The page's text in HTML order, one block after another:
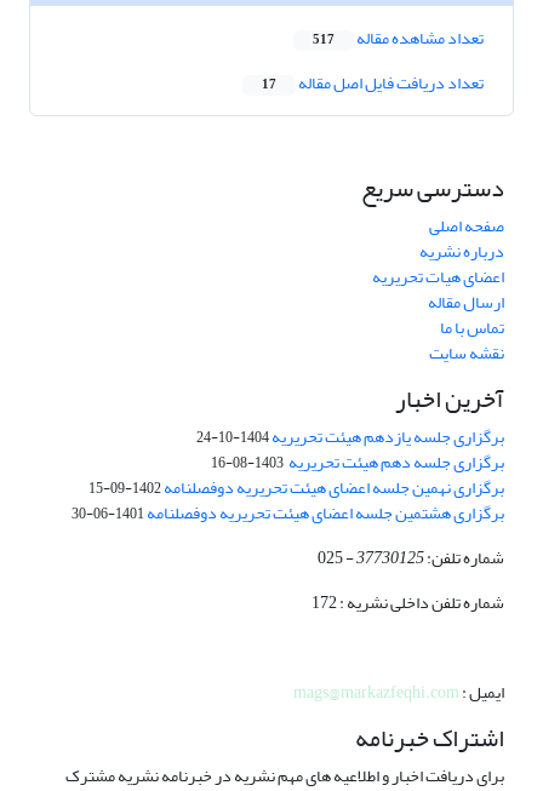
تعداد مشاهده مقاله 517
تعداد دریافت فایل اصل مقاله 17
دسترسی سریع
صفحه اصلی
درباره نشریه
اعضای هیات تحریریه
ارسال مقاله
تماس با ما
نقشه سایت
آخرین اخبار
برگزاری جلسه یازدهم هیئت تحریریه1404-10-24
برگزاری جلسه دهم هیئت تحریریه 1403-08-16
برگزاری نهمین جلسه اعضای هیئت تحریریه دوفصلنامه1402-09-15
برگزاری هشتمین جلسه اعضای هیئت تحریریه دوفصلنامه1401-06-30
شماره تلفن:37730125
- 025
شماره تلفن داخلی نشریه : 172
ایمیل :mags@markazfeqhi.com
اشتراک خبرنامه
برای دریافت اخبار و اطلاعیه های مهم نشریه در خبرنامه نشریه مشترک